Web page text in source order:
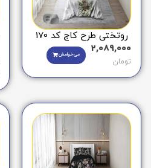
روتختی طرح کاج کد 170
2,089,000
تومان
می‌خوامش